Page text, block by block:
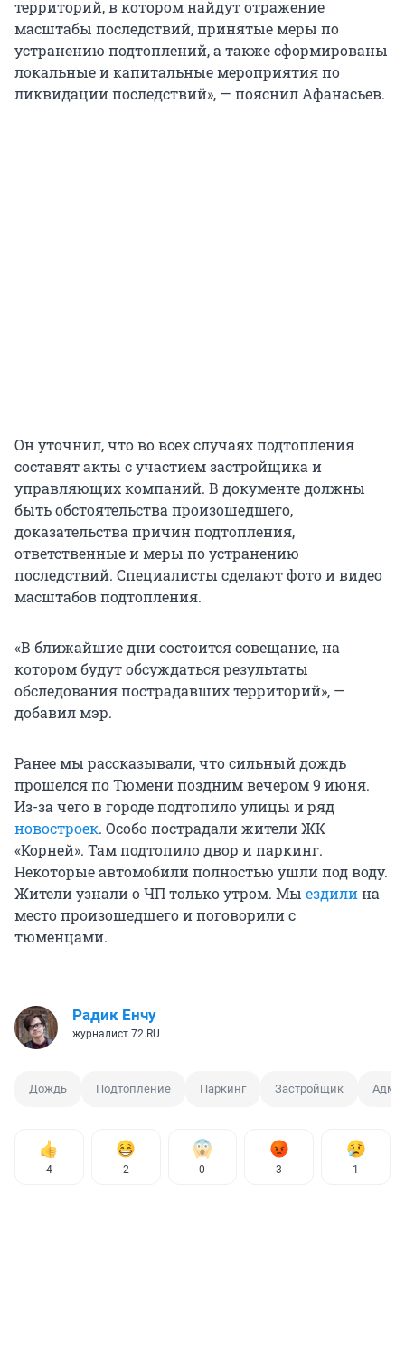
территорий, в котором найдут отражение
масштабы последствий, принятые меры по
устранению подтоплений, а также сформированы
локальные и капитальные мероприятия по
ликвидации последствий», — пояснил Афанасьев.
Он уточнил, что во всех случаях подтопления
составят акты с участием застройщика и
управляющих компаний. В документе должны
быть обстоятельства произошедшего,
доказательства причин подтопления,
ответственные и меры по устранению
последствий. Специалисты сделают фото и видео
масштабов подтопления.
«В ближайшие дни состоится совещание, на
котором будут обсуждаться результаты
обследования пострадавших территорий», —
добавил мэр.
Ранее мы рассказывали, что сильный дождь
прошелся по Тюмени поздним вечером 9 июня.
Из-за чего в городе подтопило улицы и ряд
новостроек. Особо пострадали жители ЖК
«Корней». Там подтопило двор и паркинг.
Некоторые автомобили полностью ушли под воду.
Жители узнали о ЧП только утром. Мы ездилина
место произошедшего и поговорили с
тюменцами.
Радик Енчу
журналист 72.RU
Дождь Подтопление Паркинг Застройщик
4 2 0 3 1